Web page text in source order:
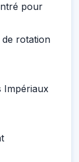
pour
rotation
Impériaux